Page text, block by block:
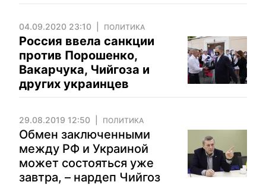
04.09.2020 23:10 ПОЛИТИКА
Россия ввела санкции
против Порошенко,
Вакарчука, Чийгоза и
других украинцев
29.08.2019 12:50 ПОЛИТИКА
Обмен заключенными
между РФ и Украиной
может состояться уже
завтра, – нардеп Чийгоз